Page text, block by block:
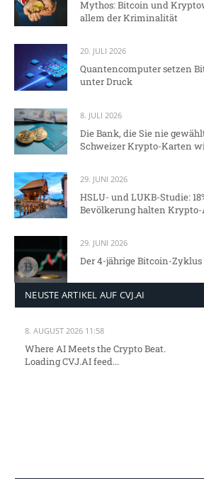
Mythos: Bitcoin und
allem der Kriminalität
20. JULI 2026
Quantencomputer setzen
unter Druck
8. JULI 2026
Die Bank, die Sie nie
Schweizer Krypto-Karten
29. JUNI 2026
HSLU- und LUKB-Studie:
Bevölkerung halten Krypto-
29. JUNI 2026
Der 4-jährige Bitcoin-
NEUSTE ARTIKEL AUF CVJ.AI
8. AUGUST 2026 11:58
Where AI Meets the Crypto Beat.
Loading CVJ.AI feed...